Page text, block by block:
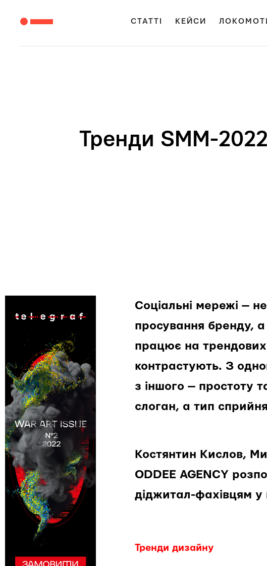
СТАТТІ КЕЙСИ
Тренди SMM-
Соціальні мережі —
просування бренду, а
працює на
контрастують. З
з іншого — простоту
слоган, а тип
Костянтин Кислов,
ODDEE AGENCY
діджитал-фахівцям у
Тренди дизайну